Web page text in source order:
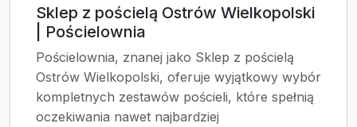
Sklep z pościelą Ostrów Wielkopolski
| Pościelownia
Pościelownia, znanej jako Sklep z pościelą
Ostrów Wielkopolski, oferuje wyjątkowy wybór
kompletnych zestawów pościeli, które spełnią
oczekiwania nawet najbardziej